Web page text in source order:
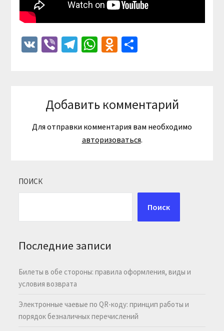
VKViberTelegram
WhatsApp
Odnoklassniki
Отправить
Добавить комментарий
Для отправки комментария вам необходимо
авторизоваться.
ПОИСК
Поиск
Последние записи
Билеты в обе стороны: правила оформления, виды и
условия возврата
Электронные чаевые по QR-коду: принцип работы и
порядок безналичных перечислений